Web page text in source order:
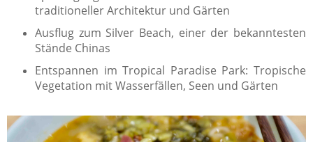
traditioneller Architektur und Gärten
Ausflug zum Silver Beach, einer der bekanntesten
Stände Chinas
Entspannen im Tropical Paradise Park: Tropische
Vegetation mit Wasserfällen, Seen und Gärten